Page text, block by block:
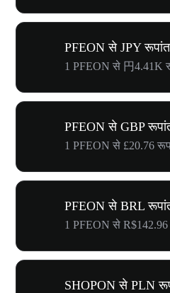
PFEON से JPY
1 PFEON से 円4.41K
PFEON से GBP
1 PFEON से £20.76
PFEON से BRL
1 PFEON से
SHOPON से PLN